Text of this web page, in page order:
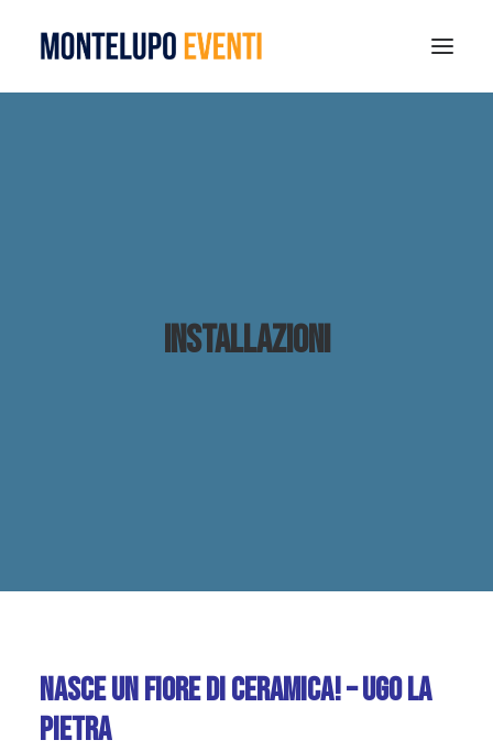
Installazioni
Nasce un fiore di ceramica! – Ugo La
Pietra